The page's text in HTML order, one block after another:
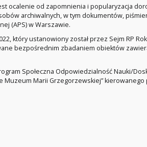
ocalenie od zapomnienia i popularyzacja
archiwalnych, w tym dokumentów,
(APS) w Warszawie.
który ustanowiony został przez Sejm RP
bezpośrednim zbadaniem obiektów
Społeczna Odpowiedzialność Nauki/
Marii Grzegorzewskiej” kierowanego